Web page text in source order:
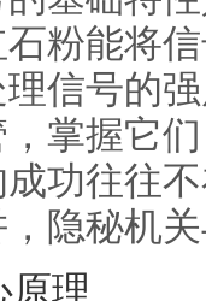
粉能将
信号的
掌握它
功往往
隐秘机
原理